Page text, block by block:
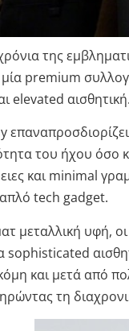
της
μία premium
elevated αισθητική.
του ήχου όσο
και minimal
tech gadget.
μεταλλική υφή, οι
sophisticated
και μετά από
τη